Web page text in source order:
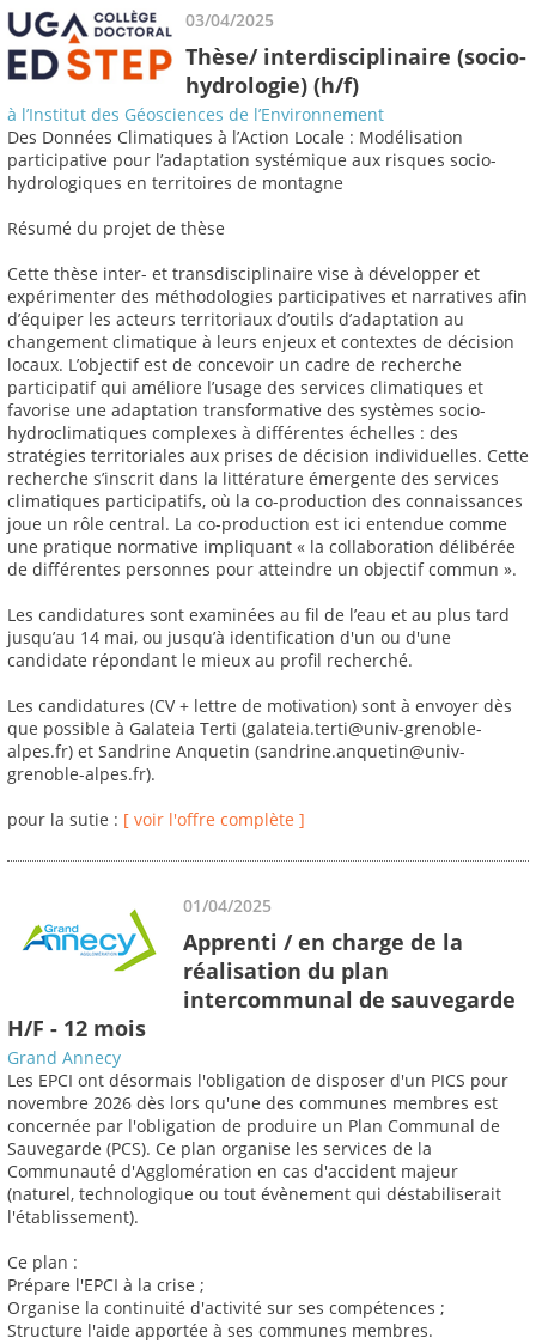
03/04/2025
Thèse/ interdisciplinaire (socio-
hydrologie) (h/f)
à l’Institut des Géosciences de l’Environnement
Des Données Climatiques à l’Action Locale : Modélisation
participative pour l’adaptation systémique aux risques socio-
hydrologiques en territoires de montagne
Résumé du projet de thèse
Cette thèse inter- et transdisciplinaire vise à développer et
expérimenter des méthodologies participatives et narratives afin
d’équiper les acteurs territoriaux d’outils d’adaptation au
changement climatique à leurs enjeux et contextes de décision
locaux. L’objectif est de concevoir un cadre de recherche
participatif qui améliore l’usage des services climatiques et
favorise une adaptation transformative des systèmes socio-
hydroclimatiques complexes à différentes échelles : des
stratégies territoriales aux prises de décision individuelles. Cette
recherche s’inscrit dans la littérature émergente des services
climatiques participatifs, où la co-production des connaissances
joue un rôle central. La co-production est ici entendue comme
une pratique normative impliquant « la collaboration délibérée
de différentes personnes pour atteindre un objectif commun ».
Les candidatures sont examinées au fil de l’eau et au plus tard
jusqu’au 14 mai, ou jusqu’à identification d'un ou d'une
candidate répondant le mieux au profil recherché.
Les candidatures (CV + lettre de motivation) sont à envoyer dès
que possible à Galateia Terti (galateia.terti@univ-grenoble-
alpes.fr) et Sandrine Anquetin (sandrine.anquetin@univ-
grenoble-alpes.fr).
pour la sutie : [ voir l'offre complète ]
01/04/2025
Apprenti / en charge de la
réalisation du plan
intercommunal de sauvegarde
H/F - 12 mois
Grand Annecy
Les EPCI ont désormais l'obligation de disposer d'un PICS pour
novembre 2026 dès lors qu'une des communes membres est
concernée par l'obligation de produire un Plan Communal de
Sauvegarde (PCS). Ce plan organise les services de la
Communauté d'Agglomération en cas d'accident majeur
(naturel, technologique ou tout évènement qui déstabiliserait
l'établissement).
Ce plan :
Prépare l'EPCI à la crise ;
Organise la continuité d'activité sur ses compétences ;
Structure l'aide apportée à ses communes membres.